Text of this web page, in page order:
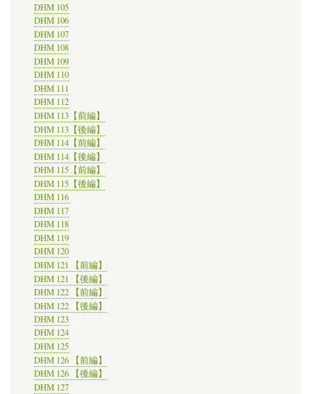
DHM 105
DHM 106
DHM 107
DHM 108
DHM 109
DHM 110
DHM 111
DHM 112
DHM 113【前編】
DHM 113【後編】
DHM 114【前編】
DHM 114【後編】
DHM 115【前編】
DHM 115【後編】
DHM 116
DHM 117
DHM 118
DHM 119
DHM 120
DHM 121 【前編】
DHM 121 【後編】
DHM 122 【前編】
DHM 122 【後編】
DHM 123
DHM 124
DHM 125
DHM 126 【前編】
DHM 126 【後編】
DHM 127